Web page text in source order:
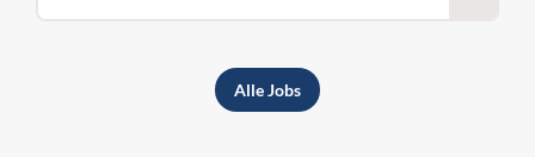
Alle Jobs